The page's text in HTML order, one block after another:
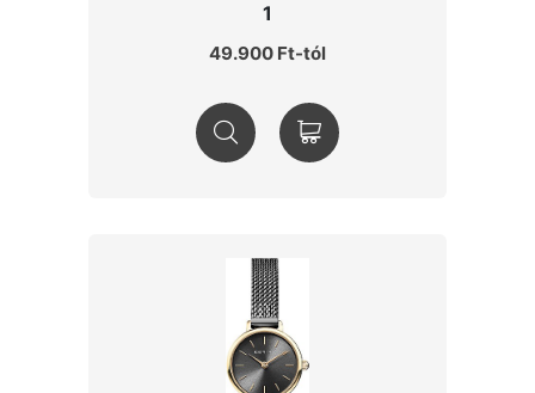
1
49.900 Ft-tól